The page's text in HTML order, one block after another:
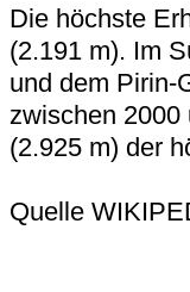
Die höchste
(2.191 m). Im
und dem Pirin-
zwischen 2000
(2.925 m) der
Quelle